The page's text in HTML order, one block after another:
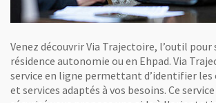
Venez découvrir Via Trajectoire, l’outil pour
résidence autonomie ou en Ehpad. Via
service en ligne permettant d’identifier
et services adaptés à vos besoins. Ce